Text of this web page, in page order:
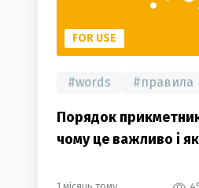
FOR USE
#words #правила
Порядок
чому це важливо і